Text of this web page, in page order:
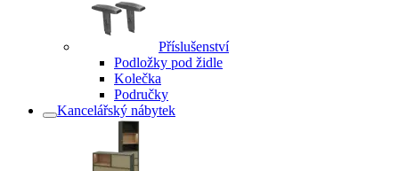
Příslušenství
Podložky pod židle
Kolečka
Područky
Kancelářský nábytek